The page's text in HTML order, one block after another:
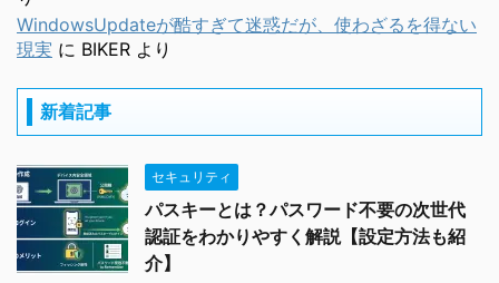
WindowsUpdateが酷すぎて迷惑だが、使わざるを得ない
現実 に BIKER より
新着記事
セキュリティ
パスキーとは？パスワード不要の次世代
認証をわかりやすく解説【設定方法も紹
介】